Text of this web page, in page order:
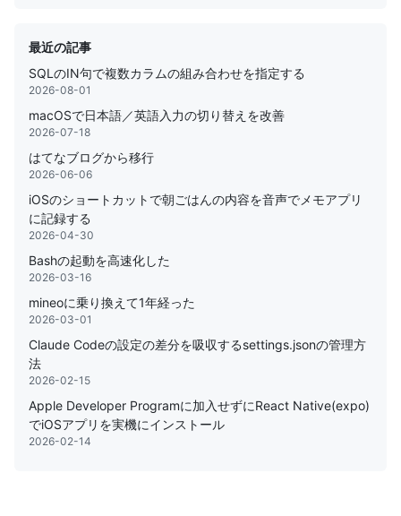
最近の記事
SQLのIN句で複数カラムの組み合わせを指定する
2026-08-01
macOSで日本語／英語入力の切り替えを改善
2026-07-18
はてなブログから移行
2026-06-06
iOSのショートカットで朝ごはんの内容を音声でメモアプリ
に記録する
2026-04-30
Bashの起動を高速化した
2026-03-16
mineoに乗り換えて1年経った
2026-03-01
Claude Codeの設定の差分を吸収するsettings.jsonの管理方
法
2026-02-15
Apple Developer Programに加入せずにReact Native(expo)
でiOSアプリを実機にインストール
2026-02-14